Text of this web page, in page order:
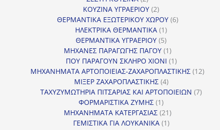
προϊόντα
ΚΟΥΖΙΝΑ ΥΓΡΑΕΡΙΟΥ 22
προϊόντα
ΘΕΡΜΑΝΤΙΚΑ ΕΞΩΤΕΡΙΚΟΥ ΧΩΡΟΥ 66
ΗΛΕΚΤΡΙΚΑ ΘΕΡΜΑΝΤΙΚΑ 11
προϊόν
ΘΕΡΜΑΝΤΙΚΑ ΥΓΡΑΕΡΙΟΥ 55
προϊόντα
ΜΗΧΑΝΕΣ ΠΑΡΑΓΩΓΗΣ ΠΑΓΟΥ 11
προϊόν
ΠΟΥ ΠΑΡΑΓΟΥΝ ΣΚΛΗΡΟ ΧΙΟΝΙ 11
προϊόν
ΜΗΧΑΝΗΜΑΤΑ ΑΡΤΟΠΟΙΕΙΑΣ-ΖΑΧΑΡΟΠΛΑΣΤΙΚΗΣ 1212
ΜΙΞΕΡ ΖΑΧΑΡΟΠΛΑΣΤΙΚΗΣ 44
προϊόντα
ΤΑΧΥΖΥΜΩΤΗΡΙΑ ΠΙΤΣΑΡΙΑΣ ΚΑΙ ΑΡΤΟΠΟΙΕΙΩΝ 77
ΦΟΡΜΑΡΙΣΤΙΚΑ ΖΥΜΗΣ 11
προϊόν
ΜΗΧΑΝΗΜΑΤΑ ΚΑΤΕΡΓΑΣΙΑΣ 2121
προϊόντα
ΓΕΜΙΣΤΙΚΑ ΓΙΑ ΛΟΥΚΑΝΙΚΑ 11